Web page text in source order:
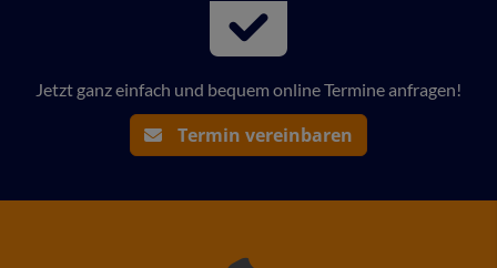
Jetzt ganz einfach und bequem online Termine anfragen!
Termin vereinbaren